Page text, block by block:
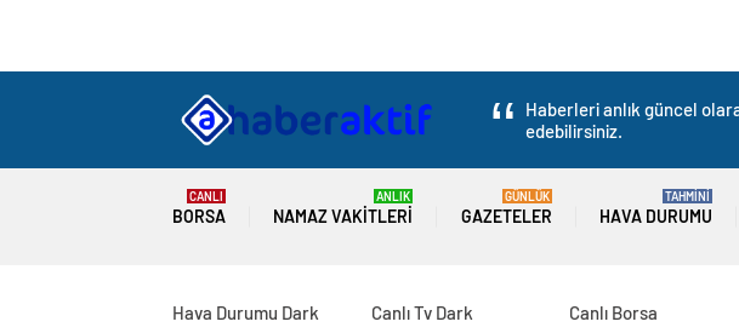
Haberleri anlık güncel
edebilirsiniz.
BORSA
CANLI
NAMAZ VAKITLERI
ANLIK
GAZETELER
GÜNLÜK
HAVA DURUMU
TAHMİNİ
Hava Durumu Dark
Canlı Tv Dark
Canlı Borsa